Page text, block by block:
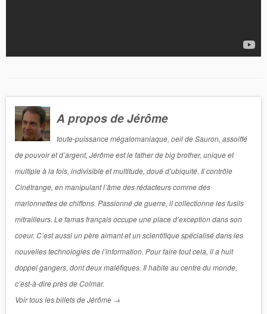
A propos de Jérôme
toute-puissance mégalomaniaque, oeil de Sauron, assoiffé
de pouvoir et d’argent, Jérôme est le father de big brother, unique et
multiple à la fois, indivisible et multitude, doué d’ubiquité. Il contrôle
Cinétrange, en manipulant l’âme des rédacteurs comme des
marionnettes de chiffons. Passionné de guerre, il collectionne les fusils
mitrailleurs. Le famas français occupe une place d’exception dans son
coeur. C’est aussi un père aimant et un scientifique spécialisé dans les
nouvelles technologies de l’information. Pour faire tout cela, il a huit
doppel gangers, dont deux maléfiques. Il habite au centre du monde,
c’est-à-dire près de Colmar.
Voir tous les billets de Jérôme →